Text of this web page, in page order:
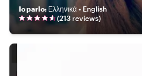
Io parlo: Ελληνικά • English
(213 reviews)